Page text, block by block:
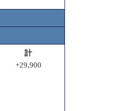
計
+29,900